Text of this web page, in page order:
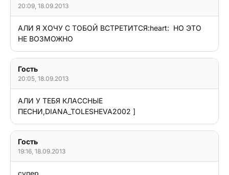
20:09, 18.09.2013
АЛИ Я ХОЧУ С ТОБОЙ ВСТРЕТИТСЯ:heart:  НО ЭТО
НЕ ВОЗМОЖНО
Гость
20:05, 18.09.2013
АЛИ У ТЕБЯ КЛАССНЫЕ
Гость
19:16, 18.09.2013